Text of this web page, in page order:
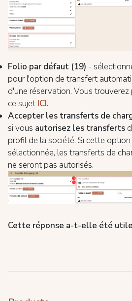
Folio par défaut (19) -
pour l'option de transfert
d'une réservation. Vous
ce sujet ICI.
Accepter les transferts de
si vous autorisez les transferts
profil de la société. Si cette
sélectionnée, les transferts de
ne seront pas autorisés.
Cette réponse a-t-elle été